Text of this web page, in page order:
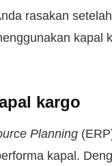
rasakan
kapal
kargo
Planning
kapal.